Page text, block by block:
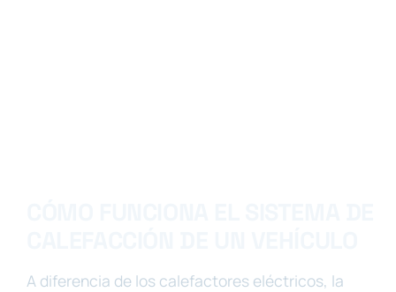
A diferencia de los calefactores eléctricos, la